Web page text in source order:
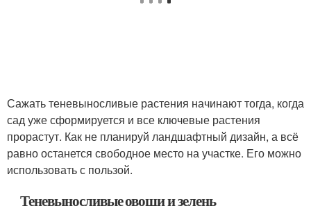
Сажать теневыносливые растения начинают тогда, когда
сад уже сформируется и все ключевые растения
прорастут. Как не планируй ландшафтный дизайн, а всё
равно останется свободное место на участке. Его можно
использовать с пользой.
Теневыносливые овощи и зелень